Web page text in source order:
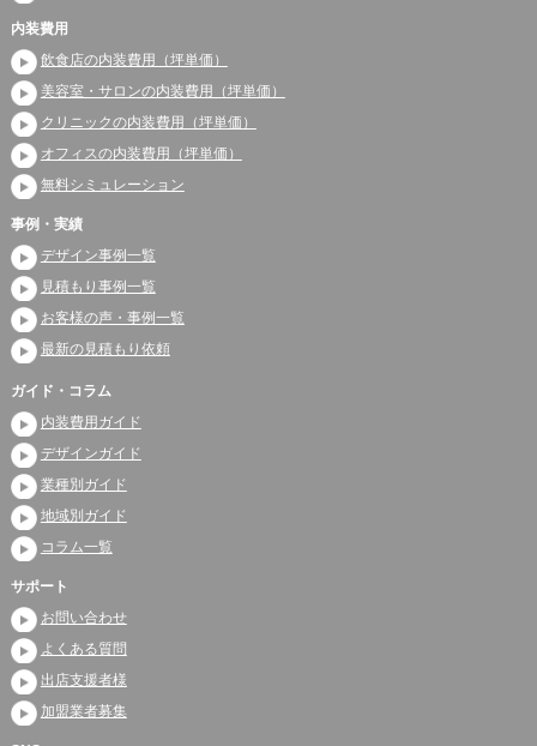
内装費用
飲食店の内装費用（坪単価）
美容室・サロンの内装費用（坪単価）
クリニックの内装費用（坪単価）
オフィスの内装費用（坪単価）
無料シミュレーション
事例・実績
デザイン事例一覧
見積もり事例一覧
お客様の声・事例一覧
最新の見積もり依頼
ガイド・コラム
内装費用ガイド
デザインガイド
業種別ガイド
地域別ガイド
コラム一覧
サポート
お問い合わせ
よくある質問
出店支援者様
加盟業者募集